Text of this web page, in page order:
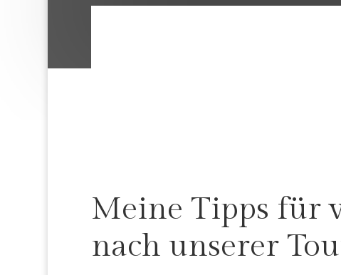
Meine Tipps für
nach unserer